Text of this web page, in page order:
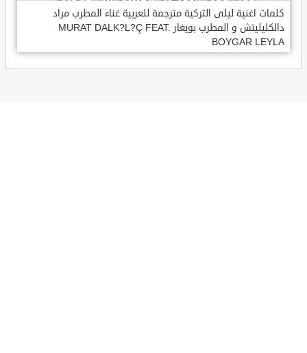
كلمات اغنية ليلى التركية مترجمة للعربية غناء المطرب مراد
دالكليليتش و المطرب بويغار MURAT DALK?L?Ç FEAT.
BOYGAR LEYLA